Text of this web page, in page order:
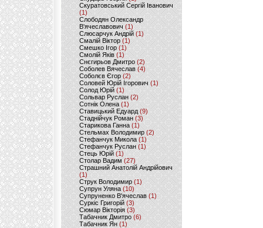
Скуратовський Сергій Іванович
(1)
Слободян Олександр
В'ячеславович(1)
Слюсарчук Андрій(1)
Смалій Віктор (1)
Смешко Ігор (1)
Смолій Яків (1)
Снєгирьов Дмитро (2)
Соболев Вячеслав (4)
Соболєв Єгор(2)
Соловей Юрій Ігорович (1)
Солод Юрій (1)
Сольвар Руслан (2)
Сотнік Олена(1)
Ставицький Едуард (9)
Стаднійчук Роман(3)
Старикова Ганна (1)
Стельмах Володимир(2)
Стефанчук Микола (1)
Стефанчук Руслан (1)
Стець Юрій (1)
Столар Вадим(27)
Страшний Анатолій Андрійович
(1)
Струк Володимир (1)
Супрун Уляна (10)
Супруненко В'ячеслав (1)
Суркіс Григорій (3)
Сюмар Вікторія (3)
Табачник Дмитро (6)
Табачник Ян(1)